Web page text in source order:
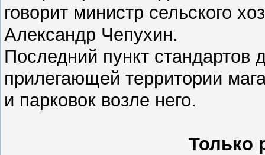
говорит министр сельского
Александр Чепухин.
Последний пункт
прилегающей территории
и парковок возле него.
Только